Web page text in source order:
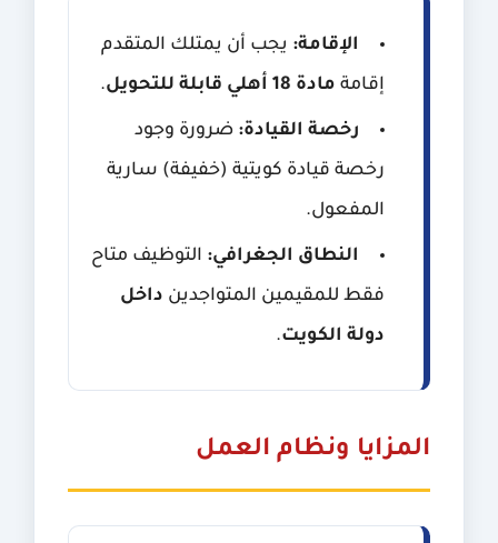
الإقامة: يجب أن يمتلك المتقدم
إقامة مادة 18 أهلي قابلة للتحويل .
رخصة القيادة: ضرورة وجود
رخصة قيادة كويتية (خفيفة) سارية
المفعول.
النطاق الجغرافي: التوظيف متاح
فقط للمقيمين المتواجدين داخل
دولة الكويت.
المزايا ونظام العمل